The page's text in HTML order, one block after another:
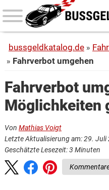
Skip
to
content
Skip
to
sidebar
bussgeldkatalog.de
Fahrverbot umgehen
Fahrverbot
Möglichkeiten
Von Mathias Voigt
Letzte Aktualisierung am: 29. Juli
Geschätzte Lesezeit:3 Minuten